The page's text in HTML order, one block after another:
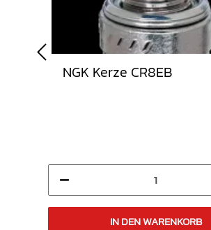
NGK Kerze CR8EB
IN DEN WARENKORB